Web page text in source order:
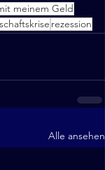
meinem Geld
rezession
Alle ansehen